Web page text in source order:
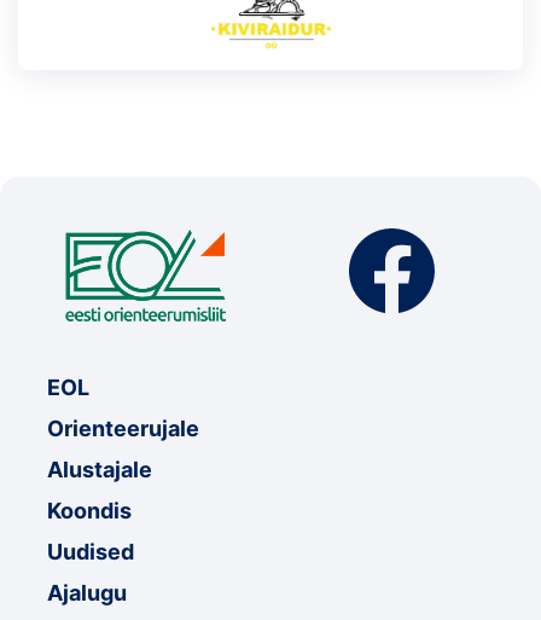
EOL
Orienteerujale
Alustajale
Koondis
Uudised
Ajalugu